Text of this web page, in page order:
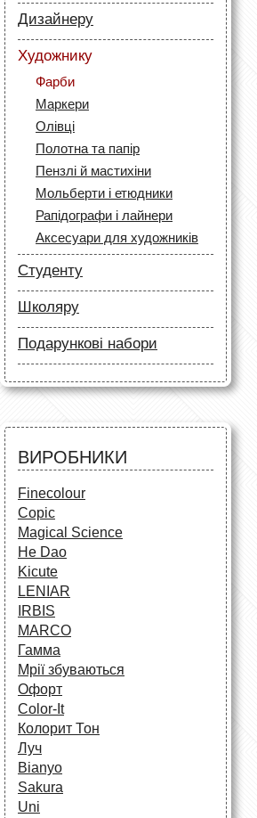
Папір
Лайнери
Маркери
Олівці
Аксесуари для архітекторів
Дизайнеру
Папір
Олівці
Скетч маркери
Лайнери (рапідографи)
Аксесуари для дизайнерів
Художнику
Фарби
Маркери
Олівці
Полотна та папір
Пензлі й мастихіни
Мольберти і етюдники
Рапідографи і лайнери
Аксесуари для художників
Студенту
Папір
Лайнери
Маркери
Олівці
Все для креслення
Школяру
Папір
Маркери
Все для креслення
Все для творчості
Аксесуари для школярів
Подарункові набори
Олівці
Фарби та пензлі
ВИРОБНИКИ
Finecolour
Copic
Magical Science
He Dao
Kicute
LENIAR
IRBIS
MARCO
Гамма
Мрії збуваються
Офорт
Сolor-It
Колорит Тон
Луч
Bianyo
Sakura
Uni